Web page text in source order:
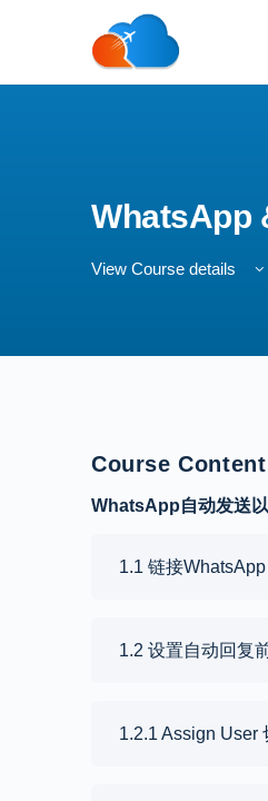
WhatsApp
View Course details
Course Content
WhatsApp自动发送
1.1 链接
1.2 设置自动回复
1.2.1 Assign User